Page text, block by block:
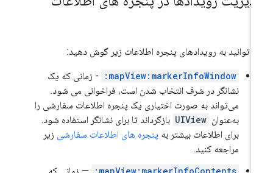
توانید به رویدادهای پنجره اطلاعات زیر گوش دهید:
mapView:markerInfoWindow:
- زمانی که یک
نشانگر در شرف انتخاب شدن است، فراخوانی می شود.
می‌تواند به صورت اختیاری یک پنجره اطلاعات سفارشی را
به‌عنوان UIView بازگرداند تا برای نشانگر استفاده شود.
برای اطلاعات بیشتر بهپنجره های اطلاعات سفارشی زیر
مراجعه کنید.
mapView:markerInfoContents:
— زمانی که